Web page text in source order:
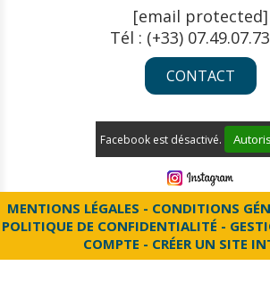
[email protected]
Tél : (+33)
CONTACT
Facebook est désactivé.
MENTIONS LÉGALES
CONDITIONS
POLITIQUE DE CONFIDENTIALITÉ
COMPTE
CRÉER UN SITE